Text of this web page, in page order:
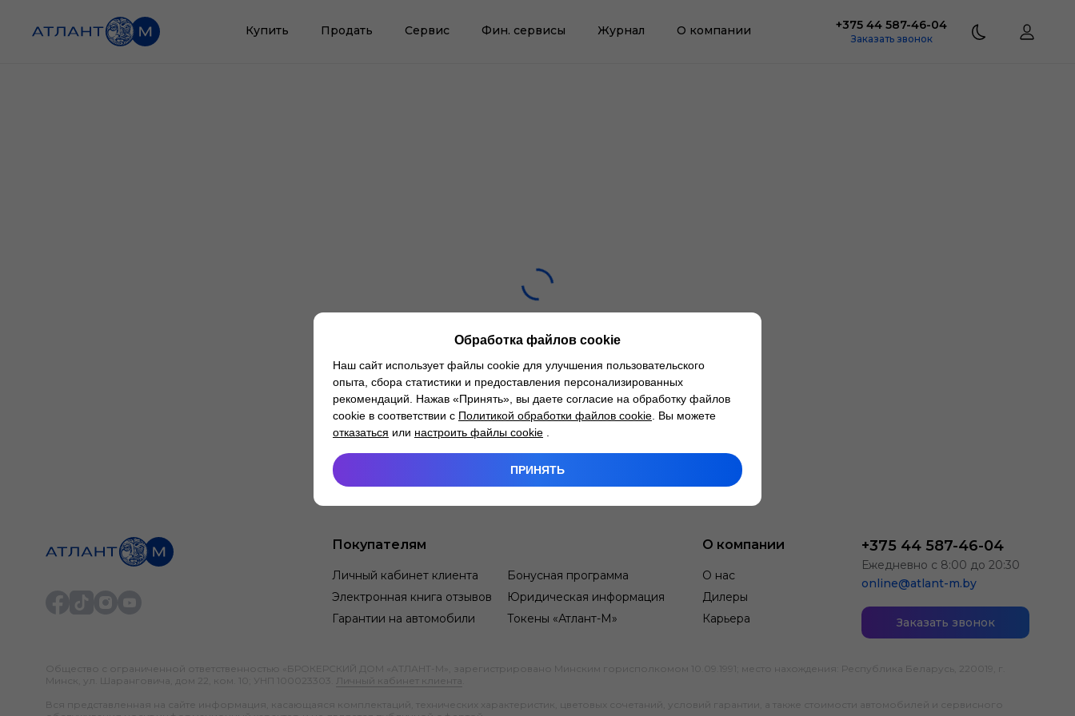
Купить Продать Сервис Фин. сервисы Журнал О компании +375 44 587-46-04
Заказать звонок
Покупателям
Личный кабинет клиента
Бонусная программа
Электронная книга отзывов
Юридическая информация
Гарантии на автомобили
Токены «Атлант-М»
О компании
О нас
Дилеры
Карьера
+375 44 587-46-04
Ежедневно с 8:00 до 20:30
online@atlant-m.by
Заказать звонок
Общество с ограниченной ответственностью «БРОКЕРСКИЙ ДОМ «АТЛАНТ-М», зарегистрировано Минским горисполкомом 10.09.1991; место нахождения: Республика Беларусь, 220019, г.
Минск, ул. Шаранговича, дом 22, ком. 10; УНП 100023303.
Личный кабинет клиента
Вся представленная на сайте информация, касающаяся комплектаций, технических характеристик, цветовых сочетаний, условий гарантии, а также стоимости автомобилей и сервисного
Обработка файлов cookie
Наш сайт использует файлы cookie для улучшения пользовательского
опыта, сбора статистики и предоставления персонализированных
рекомендаций. Нажав «Принять», вы даете согласие на обработку файлов
cookie в соответствии с Политикой обработки файлов cookie . Вы можете
отказаться или настроить файлы cookie
ПРИНЯТЬ